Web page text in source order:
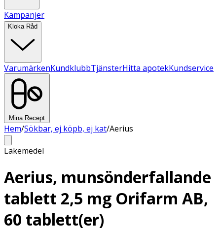
Kampanjer
Kloka Råd
VarumärkenKundklubbTjänsterHitta apotekKundservice
Mina Recept
Hem/Sökbar, ej köpb, ej kat/Aerius
Läkemedel
Aerius, munsönderfallande
tablett 2,5 mg Orifarm AB,
60 tablett(er)